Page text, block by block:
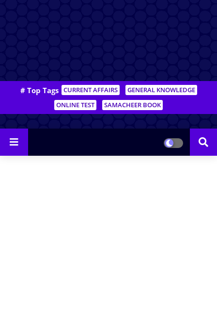
# Top Tags CURRENT AFFAIRS
GENERAL KNOWLEDGE
ONLINE TEST
SAMACHEER BOOK